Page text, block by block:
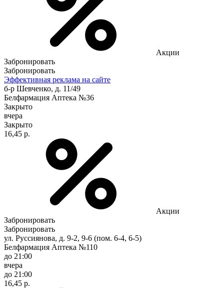
Акции
Забронировать
Забронировать
Эффективная реклама на сайте
б-р Шевченко, д. 11/49
Белфармация Аптека №36
Закрыто
вчера
Закрыто
16,45 р.
Акции
Забронировать
Забронировать
ул. Руссиянова, д. 9-2, 9-6 (пом. 6-4, 6-5)
Белфармация Аптека №110
до 21:00
вчера
до 21:00
16,45 р.